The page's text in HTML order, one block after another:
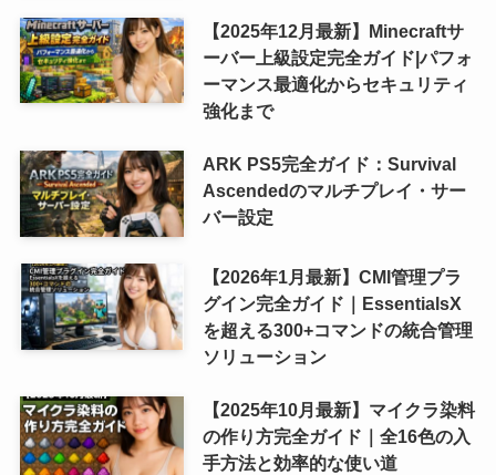
【2025年12月最新】Minecraftサ
ーバー上級設定完全ガイド|パフォ
ーマンス最適化からセキュリティ
強化まで
ARK PS5完全ガイド：Survival
Ascendedのマルチプレイ・サー
バー設定
【2026年1月最新】CMI管理プラ
グイン完全ガイド｜EssentialsX
を超える300+コマンドの統合管理
ソリューション
【2025年10月最新】マイクラ染料
の作り方完全ガイド｜全16色の入
手方法と効率的な使い道